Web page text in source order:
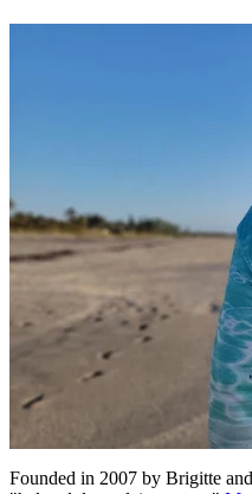
Founded in 2007 by Brigitte